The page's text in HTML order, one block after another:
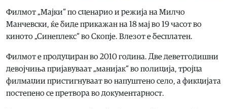
Филмот „Мајки“ по сценарио и режија на Милчо
Манчевски, ќе биде прикажан на 18 мај во 19 часот во
киното „Синеплекс“ во Скопје. Влезот е бесплатен.
Филмот е продуциран во 2010 година. Две деветгодишни
девојчиња пријавуваат „манијак“ во полиција, тројца
филмаџии пристигнуваат во напуштено село, а фикцијата
постепено се претвора во документарност.